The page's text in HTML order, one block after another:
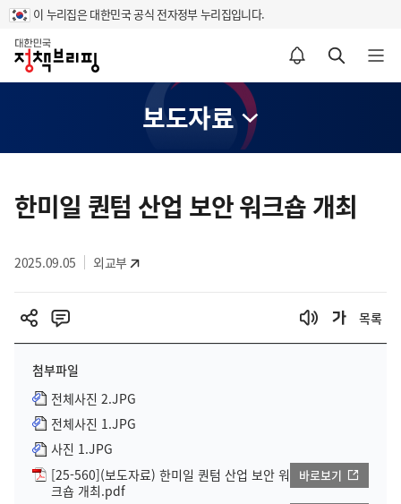
이 누리집은 대한민국 공식 전자정부 누리집입니다.
홈
알림설정 바로가기 검색 바로가기 메뉴 열기
보도자료
텐
츠
역
한미일 퀀텀 산업 보안 워크숍 개최
2025.09.05 외교부
목록
첨부파일
전체사진 2.JPG
전체사진 1.JPG
사진 1.JPG
[25-560](보도자료) 한미일 퀀텀 산업 보안 워
크숍 개최.pdf
바로보기